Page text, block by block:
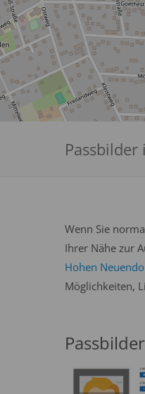
Wenn Sie
Ihrer Nähe zur
Hohen
Möglichkeiten,